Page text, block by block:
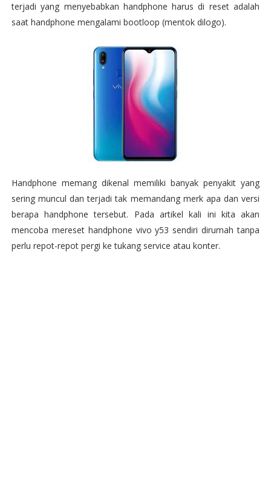
terjadi yang menyebabkan handphone harus di reset adalah
saat handphone mengalami bootloop (mentok dilogo).
Handphone memang dikenal memiliki banyak penyakit yang
sering muncul dan terjadi tak memandang merk apa dan versi
berapa handphone tersebut. Pada artikel kali ini kita akan
mencoba mereset handphone vivo y53 sendiri dirumah tanpa
perlu repot-repot pergi ke tukang service atau konter.